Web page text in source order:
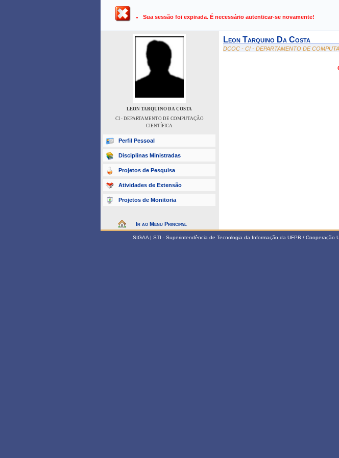
UFPB ›
Sua sessão foi expirada. É necessário autenticar-se novamente!
LEON TARQUINO DA COSTA
CI - DEPARTAMENTO DE COMPUTAÇÃO
CIENTÍFICA
Perfil Pessoal
Disciplinas Ministradas
Projetos de Pesquisa
Atividades de Extensão
Projetos de Monitoria
Ir ao Menu Principal
Leon Tarquino Da Costa
DCOC - CI - DEPARTAMENTO DE
SIGAA | STI - Superintendência de Tecnologia da Informação da UFPB /